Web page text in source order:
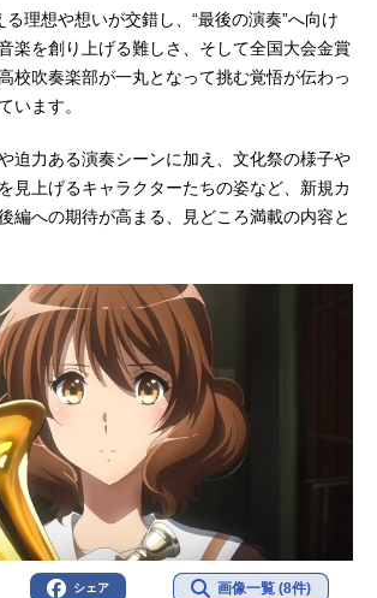
理想や想いが交錯し、“最後の演奏”へ向け
楽を創り上げる難しさ、そして全国大会金賞
校吹奏楽部が一丸となって挑む覚悟が伝わっ
います。
迫力ある演奏シーンに加え、文化祭の様子や
見上げるキャラクターたちの姿など、新規カ
編への期待が高まる、見どころ満載の内容と
シェア 画像一覧 (8件)